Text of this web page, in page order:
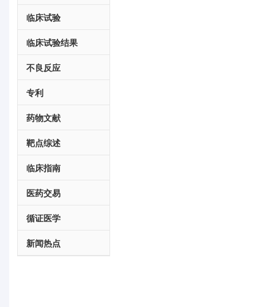
临床试验
临床试验结果
不良反应
专利
药物文献
靶点综述
临床指南
医药交易
循证医学
新闻热点